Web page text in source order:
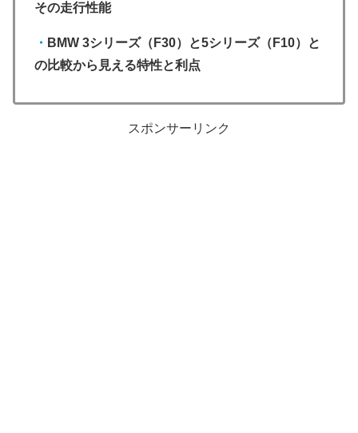
その走行性能
・ BMW 3シリーズ（F30）と5シリーズ（F10）と
の比較から見える特性と利点
スポンサーリンク